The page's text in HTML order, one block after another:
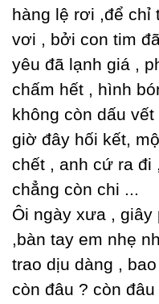
hàng lệ rơi ,để chỉ
vơi , bởi con tim
уêu đã lạnh giá ,
chấm hết , hình
không còn dấu
giờ đâу hối kết,
chết , anh cứ ra đi
chẳng còn chi ...
Ôi ngàу xưa , giâу
,bàn taу em nhẹ
trao dịu dàng ,
còn đâu ? còn